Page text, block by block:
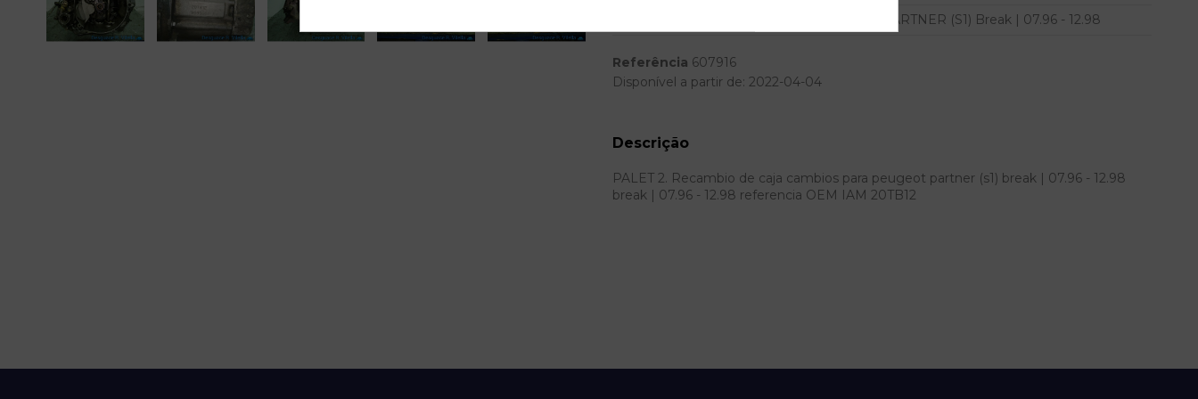
PARTNER (S1) Break | 07.96 - 12.98
Referência 607916
Disponível a partir de: 2022-04-04
Descrição
PALET 2. Recambio de caja cambios para peugeot partner (s1) break | 07.96 - 12.98
break | 07.96 - 12.98 referencia OEM IAM 20TB12